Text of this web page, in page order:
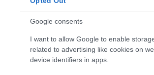
Google consents
I want to allow Google to enable
related to advertising like cookies on
device identifiers in apps.